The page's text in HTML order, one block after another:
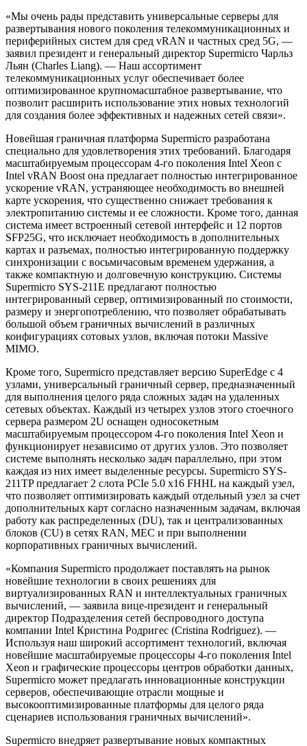
«Мы очень рады представить универсальные серверы для
развертывания нового поколения телекоммуникационных и
периферийных систем для сред vRAN и частных сред 5G, —
заявил президент и генеральный директор Supermicro Чарльз
Льян (Charles Liang). — Наш ассортимент
телекоммуникационных услуг обеспечивает более
оптимизированное крупномасштабное развертывание, что
позволит расширить использование этих новых технологий
для создания более эффективных и надежных сетей связи».
Новейшая граничная платформа Supermicro разработана
специально для удовлетворения этих требований. Благодаря
масштабируемым процессорам 4-го поколения Intel Xeon с
Intel vRAN Boost она предлагает полностью интегрированное
ускорение vRAN, устраняющее необходимость во внешней
карте ускорения, что существенно снижает требования к
электропитанию системы и ее сложности. Кроме того, данная
система имеет встроенный сетевой интерфейс и 12 портов
SFP25G, что исключает необходимость в дополнительных
картах и разъемах, полностью интегрированную поддержку
синхронизации с восьмичасовым временем удержания, а
также компактную и долговечную конструкцию. Системы
Supermicro SYS-211E предлагают полностью
интегрированный сервер, оптимизированный по стоимости,
размеру и энергопотреблению, что позволяет обрабатывать
большой объем граничных вычислений в различных
конфигурациях сотовых узлов, включая потоки Massive
MIMO.
Кроме того, Supermicro представляет версию SuperEdge с 4
узлами, универсальный граничный сервер, предназначенный
для выполнения целого ряда сложных задач на удаленных
сетевых объектах. Каждый из четырех узлов этого стоечного
сервера размером 2U оснащен односокетным
масштабируемым процессором 4-го поколения Intel Xeon и
функционирует независимо от других узлов. Это позволяет
системе выполнять несколько задач параллельно, при этом
каждая из них имеет выделенные ресурсы. Supermicro SYS-
211TP предлагает 2 слота PCIe 5.0 x16 FHHL на каждый узел,
что позволяет оптимизировать каждый отдельный узел за счет
дополнительных карт согласно назначенным задачам, включая
работу как распределенных (DU), так и централизованных
блоков (CU) в сетях RAN, MEC и при выполнении
корпоративных граничных вычислений.
«Компания Supermicro продолжает поставлять на рынок
новейшие технологии в своих решениях для
виртуализированных RAN и интеллектуальных граничных
вычислений, — заявила вице-президент и генеральный
директор Подразделения сетей беспроводного доступа
компании Intel Кристина Родригес (Cristina Rodriguez). —
Используя наш широкий ассортимент технологий, включая
новейшие масштабируемые процессоры 4-го поколения Intel
Xeon и графические процессоры центров обработки данных,
Supermicro может предлагать инновационные конструкции
серверов, обеспечивающие отрасли мощные и
высокооптимизированные платформы для целого ряда
сценариев использования граничных вычислений».
Supermicro внедряет развертывание новых компактных